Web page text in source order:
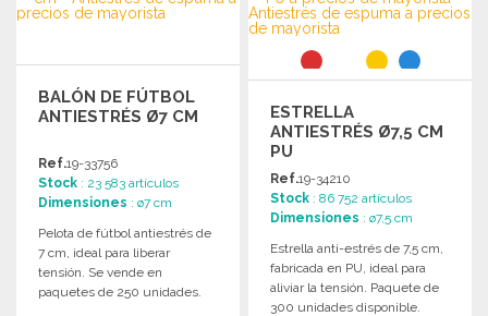
Solicitar un presupuesto
BALÓN DE FÚTBOL
ANTIESTRÉS Ø7 CM
Ref.19-33756
Stock : 23 583 artículos
Dimensiones : ø7 cm
Pelota de fútbol antiestrés de
7 cm, ideal para liberar
tensión. Se vende en
paquetes de 250 unidades.
ESTRELLA
ANTIESTRÉS Ø7,5 CM
PU
Ref.19-34210
Stock : 86 752 artículos
Dimensiones : ø7,5 cm
Estrella anti-estrés de 7,5 cm,
fabricada en PU, ideal para
aliviar la tensión. Paquete de
300 unidades disponible.